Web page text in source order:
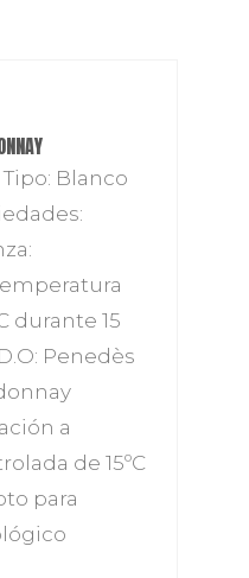
Blanco
durante 15
Penedès
a
de 15ºC
para